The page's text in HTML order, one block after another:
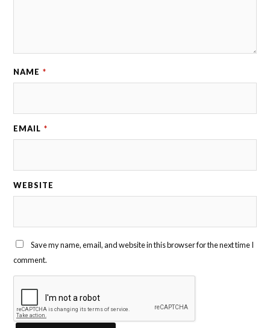
NAME *
EMAIL *
WEBSITE
Save my name, email, and website in this browser for the next time I
comment.